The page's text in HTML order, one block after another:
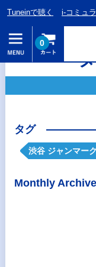
Tuneinで聴く i-コミュ
0
タグ
渋谷 ジャンマー
Monthly Archive